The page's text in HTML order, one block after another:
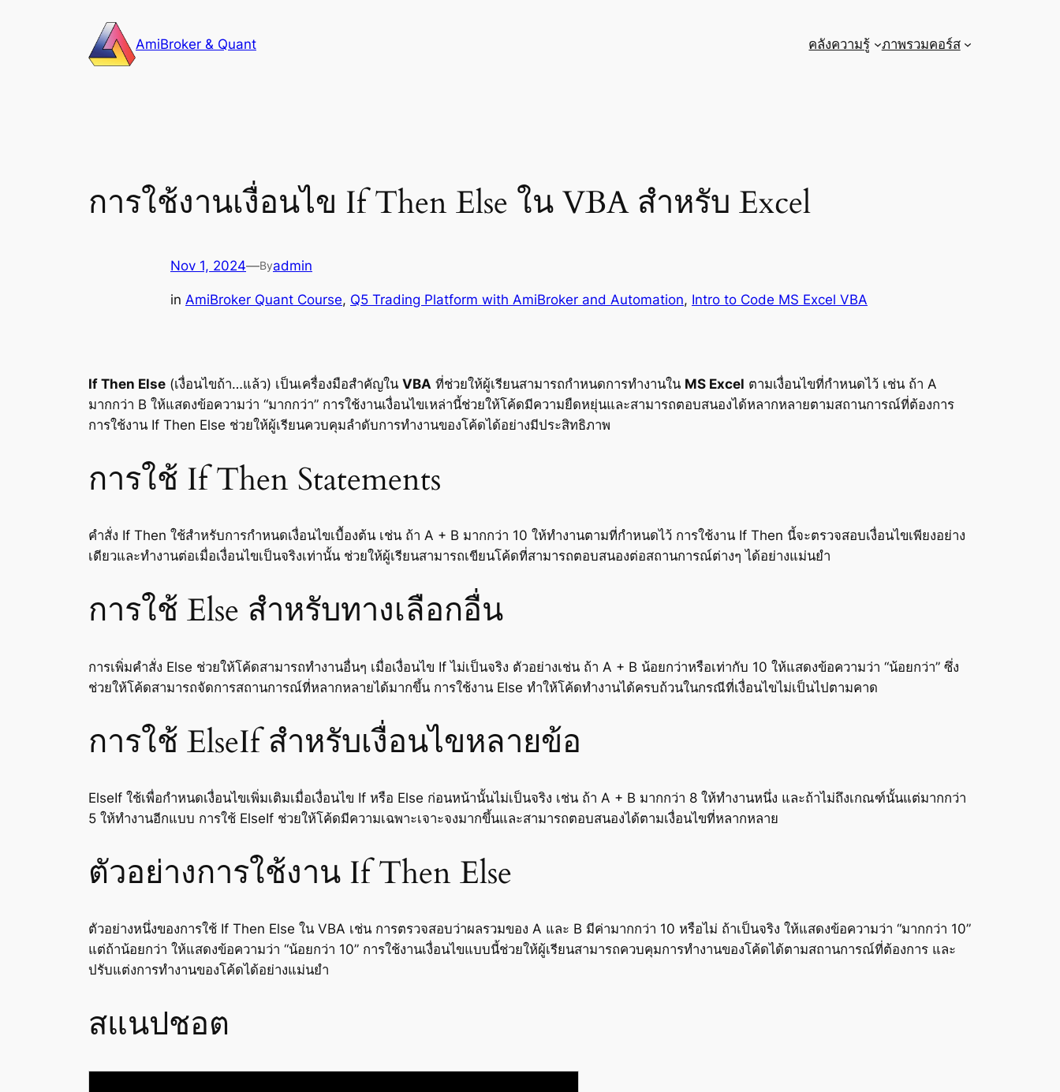
AmiBroker & Quant คลังความรู้ ภาพรวมคอร์ส
การใช้งานเงื่อนไข If Then Else ใน VBA สำหรับ Excel
Nov 1, 2024—Byadmin
in AmiBroker Quant Course, Q5 Trading Platform with AmiBroker and Automation, Intro to Code MS Excel VBA
If Then Else (เงื่อนไขถ้า…แล้ว) เป็นเครื่องมือสำคัญใน VBA ที่ช่วยให้ผู้เรียนสามารถกำหนดการทำงานใน MS Excel ตามเงื่อนไขที่กำหนดไว้ เช่น ถ้า A
มากกว่า B ให้แสดงข้อความว่า “มากกว่า” การใช้งานเงื่อนไขเหล่านี้ช่วยให้โค้ดมีความยืดหยุ่นและสามารถตอบสนองได้หลากหลายตามสถานการณ์ที่ต้องการ
การใช้งาน If Then Else ช่วยให้ผู้เรียนควบคุมลำดับการทำงานของโค้ดได้อย่างมีประสิทธิภาพ
การใช้ If Then Statements
คำสั่ง If Then ใช้สำหรับการกำหนดเงื่อนไขเบื้องต้น เช่น ถ้า A + B มากกว่า 10 ให้ทำงานตามที่กำหนดไว้ การใช้งาน If Then นี้จะตรวจสอบเงื่อนไขเพียงอย่าง
เดียวและทำงานต่อเมื่อเงื่อนไขเป็นจริงเท่านั้น ช่วยให้ผู้เรียนสามารถเขียนโค้ดที่สามารถตอบสนองต่อสถานการณ์ต่างๆ ได้อย่างแม่นยำ
การใช้ Else สำหรับทางเลือกอื่น
การเพิ่มคำสั่ง Else ช่วยให้โค้ดสามารถทำงานอื่นๆ เมื่อเงื่อนไข If ไม่เป็นจริง ตัวอย่างเช่น ถ้า A + B น้อยกว่าหรือเท่ากับ 10 ให้แสดงข้อความว่า “น้อยกว่า” ซึ่ง
ช่วยให้โค้ดสามารถจัดการสถานการณ์ที่หลากหลายได้มากขึ้น การใช้งาน Else ทำให้โค้ดทำงานได้ครบถ้วนในกรณีที่เงื่อนไขไม่เป็นไปตามคาด
การใช้ ElseIf สำหรับเงื่อนไขหลายข้อ
ElseIf ใช้เพื่อกำหนดเงื่อนไขเพิ่มเติมเมื่อเงื่อนไข If หรือ Else ก่อนหน้านั้นไม่เป็นจริง เช่น ถ้า A + B มากกว่า 8 ให้ทำงานหนึ่ง และถ้าไม่ถึงเกณฑ์นั้นแต่มากกว่า
5 ให้ทำงานอีกแบบ การใช้ ElseIf ช่วยให้โค้ดมีความเฉพาะเจาะจงมากขึ้นและสามารถตอบสนองได้ตามเงื่อนไขที่หลากหลาย
ตัวอย่างการใช้งาน If Then Else
ตัวอย่างหนึ่งของการใช้ If Then Else ใน VBA เช่น การตรวจสอบว่าผลรวมของ A และ B มีค่ามากกว่า 10 หรือไม่ ถ้าเป็นจริง ให้แสดงข้อความว่า “มากกว่า 10”
แต่ถ้าน้อยกว่า ให้แสดงข้อความว่า “น้อยกว่า 10” การใช้งานเงื่อนไขแบบนี้ช่วยให้ผู้เรียนสามารถควบคุมการทำงานของโค้ดได้ตามสถานการณ์ที่ต้องการ และ
ปรับแต่งการทำงานของโค้ดได้อย่างแม่นยำ
สแนปชอต